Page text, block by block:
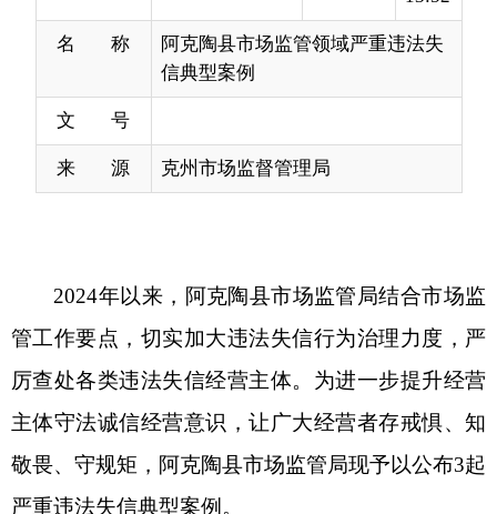
来 源 克州市场监督管理局
2024年以来，阿克陶县市场监管局结合市场监
管工作要点，切实加大违法失信行为治理力度，严
敬畏、守规矩，阿克陶县市场监管局现予以公布3起
案例1：阿克陶县 市场监管局将
向未成年人销
售烟酒 的 阿克陶县某百货店 列入严重违法失信名单
2024年4月25日阿克陶县市场监督管理局执法
人员接到线索，辖区内未成年人在阿克陶县某百货